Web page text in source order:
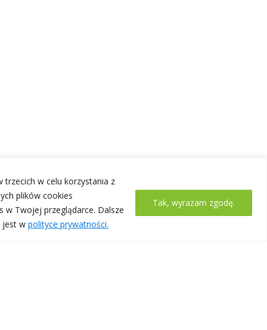
trzecich w celu korzystania z
plików cookies
w Twojej przeglądarce. Dalsze
jest w polityce prywatności.
Tak, wyrażam zgodę.